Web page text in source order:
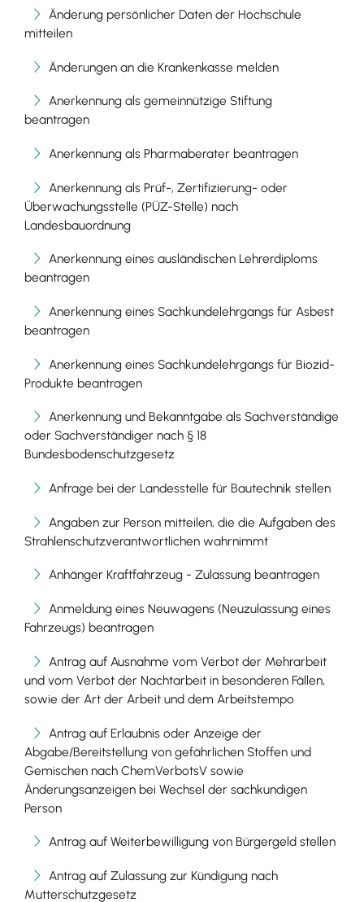
Änderung persönlicher Daten der Hochschule
mitteilen
Änderungen an die Krankenkasse melden
Anerkennung als gemeinnützige Stiftung
beantragen
Anerkennung als Pharmaberater beantragen
Anerkennung als Prüf-, Zertifizierung- oder
Überwachungsstelle (PÜZ-Stelle) nach
Landesbauordnung
Anerkennung eines ausländischen Lehrerdiploms
beantragen
Anerkennung eines Sachkundelehrgangs für Asbest
beantragen
Anerkennung eines Sachkundelehrgangs für Biozid-
Produkte beantragen
Anerkennung und Bekanntgabe als Sachverständige
oder Sachverständiger nach § 18
Bundesbodenschutzgesetz
Anfrage bei der Landesstelle für Bautechnik stellen
Angaben zur Person mitteilen, die die Aufgaben des
Strahlenschutzverantwortlichen wahrnimmt
Anhänger Kraftfahrzeug - Zulassung beantragen
Anmeldung eines Neuwagens (Neuzulassung eines
Fahrzeugs) beantragen
Antrag auf Ausnahme vom Verbot der Mehrarbeit
und vom Verbot der Nachtarbeit in besonderen Fällen,
sowie der Art der Arbeit und dem Arbeitstempo
Antrag auf Erlaubnis oder Anzeige der
Abgabe/Bereitstellung von gefährlichen Stoffen und
Gemischen nach ChemVerbotsV sowie
Änderungsanzeigen bei Wechsel der sachkundigen
Person
Antrag auf Weiterbewilligung von Bürgergeld stellen
Antrag auf Zulassung zur Kündigung nach
Mutterschutzgesetz